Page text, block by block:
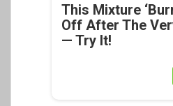
This Mixture
Off After The
— Try It!